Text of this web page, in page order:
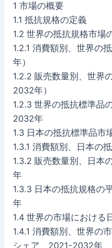
1 市場の概要
1.1 抵抗規格の定義
1.2 世界の抵抗規格市場
1.2.1 消費額別、世界の
年）
1.2.2 販売数量別、世界
2032年）
1.2.3 世界の抵抗標準品
2032年
1.3 日本の抵抗標準品市
1.3.1 消費額別、日本の
1.3.2 販売数量別、日本
年
1.3.3 日本の抵抗規格の
年
1.4 世界の市場における
1.4.1 消費額別、世界の